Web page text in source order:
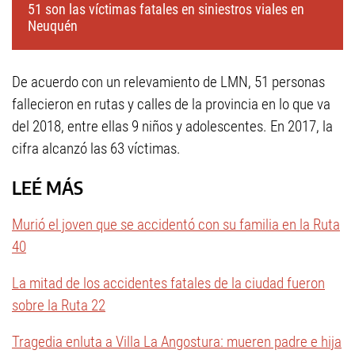
51 son las víctimas fatales en siniestros viales en
Neuquén
De acuerdo con un relevamiento de LMN, 51 personas
fallecieron en rutas y calles de la provincia en lo que va
del 2018, entre ellas 9 niños y adolescentes. En 2017, la
cifra alcanzó las 63 víctimas.
LEÉ MÁS
Murió el joven que se accidentó con su familia en la Ruta
40
La mitad de los accidentes fatales de la ciudad fueron
sobre la Ruta 22
Tragedia enluta a Villa La Angostura: mueren padre e hija